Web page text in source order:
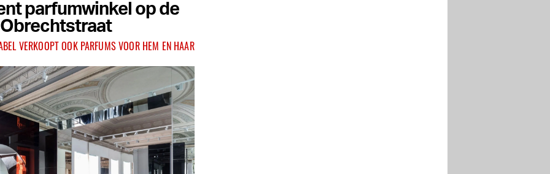
parfumwinkel op de
VERKOOPT OOK PARFUMS VOOR HEM EN HAAR